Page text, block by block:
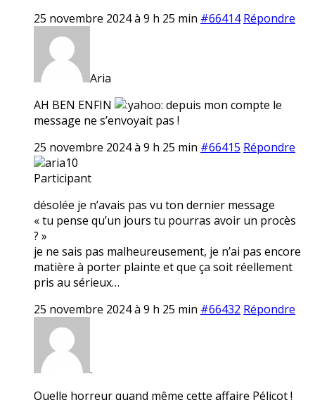
25 novembre 2024 à 9 h 25 min #66414 Répondre
Aria
AH BEN ENFIN
depuis mon compte le
message ne s’envoyait pas !
25 novembre 2024 à 9 h 25 min #66415 Répondre
aria10
Participant
désolée je n’avais pas vu ton dernier message
« tu pense qu’un jours tu pourras avoir un procès
? »
je ne sais pas malheureusement, je n’ai pas encore
matière à porter plainte et que ça soit réellement
pris au sérieux…
25 novembre 2024 à 9 h 25 min #66432 Répondre
.
Quelle horreur quand même cette affaire Pélicot !